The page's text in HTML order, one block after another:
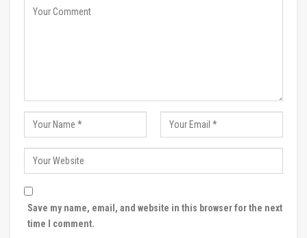
Save my name, email, and website in this browser for the next
time I comment.